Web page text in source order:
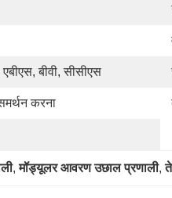
बीवी, सीसीएस
करना
, मॉड्यूलर आवरण उछाल प्रणाली,